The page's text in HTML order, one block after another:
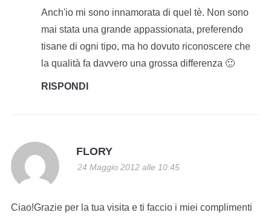
Anch'io mi sono innamorata di quel tè. Non sono
mai stata una grande appassionata, preferendo
tisane di ogni tipo, ma ho dovuto riconoscere che
la qualità fa davvero una grossa differenza 🙂
RISPONDI
FLORY
24 Maggio 2012 alle 10:45
Ciao!Grazie per la tua visita e ti faccio i miei complimenti